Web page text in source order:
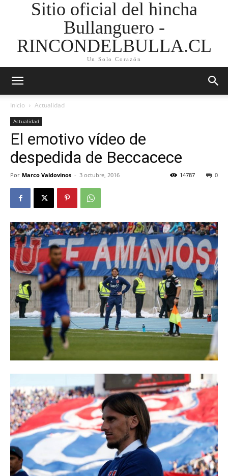
Sitio oficial del hincha
Bullanguero -
RINCONDELBULLA.CL
Un Solo Corazón
Inicio Actualidad
Actualidad
El emotivo vídeo de
despedida de Beccacece
Por Marco Valdovinos - 3 octubre, 2016 0
14787